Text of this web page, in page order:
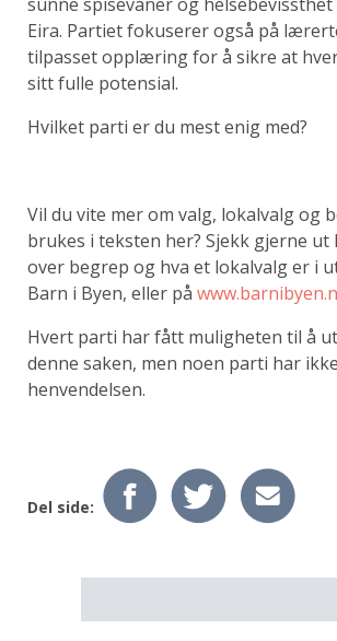
Eira. Partiet fokuserer også på
tilpasset opplæring for å sikre at
sitt fulle potensial.
Hvilket parti er du mest enig med?
Vil du vite mer om valg, lokalvalg og
brukes i teksten her? Sjekk gjerne
over begrep og hva et lokalvalg er i
Barn i Byen, eller på
Hvert parti har fått muligheten til å
denne saken, men noen parti har
henvendelsen.
Del side: